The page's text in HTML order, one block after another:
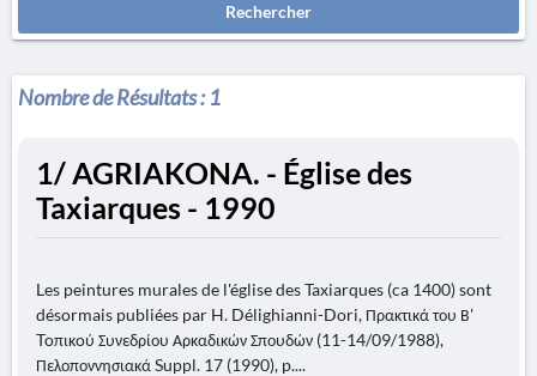
Rechercher
Nombre de Résultats :1
1/ AGRIAKONA. - Église des
Taxiarques - 1990
Les peintures murales de l'église des Taxiarques (ca 1400) sont
désormais publiées par H. Délighianni-Dori, Πρακτικά του Β'
Toπικoύ Συνεδρίου Αρκαδικών Σπουδών (11-14/09/1988),
Πελοποννησιακά Suppl. 17 (1990), p....